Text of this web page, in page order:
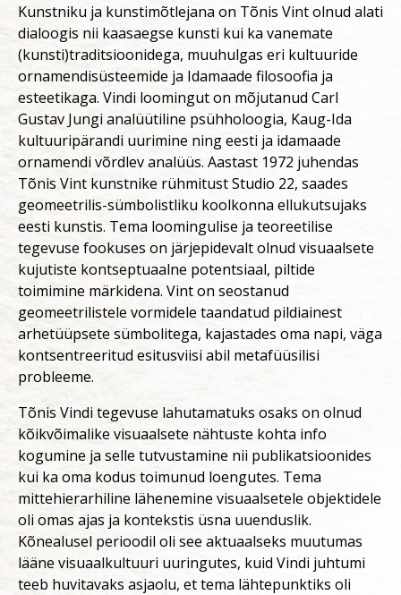
Kunstniku ja kunstimõtlejana on Tõnis Vint olnud alati
dialoogis nii kaasaegse kunsti kui ka vanemate
(kunsti)traditsioonidega, muuhulgas eri kultuuride
ornamendisüsteemide ja Idamaade filosoofia ja
esteetikaga. Vindi loomingut on mõjutanud Carl
Gustav Jungi analüütiline psühholoogia, Kaug-Ida
kultuuripärandi uurimine ning eesti ja idamaade
ornamendi võrdlev analüüs. Aastast 1972 juhendas
Tõnis Vint kunstnike rühmitust Studio 22, saades
geomeetrilis-sümbolistliku koolkonna ellukutsujaks
eesti kunstis. Tema loomingulise ja teoreetilise
tegevuse fookuses on järjepidevalt olnud visuaalsete
kujutiste kontseptuaalne potentsiaal, piltide
toimimine märkidena. Vint on seostanud
geomeetrilistele vormidele taandatud pildiainest
arhetüüpsete sümbolitega, kajastades oma napi, väga
kontsentreeritud esitusviisi abil metafüüsilisi
probleeme.
Tõnis Vindi tegevuse lahutamatuks osaks on olnud
kõikvõimalike visuaalsete nähtuste kohta info
kogumine ja selle tutvustamine nii publikatsioonides
kui ka oma kodus toimunud loengutes. Tema
mittehierarhiline lähenemine visuaalsetele objektidele
oli omas ajas ja kontekstis üsna uuenduslik.
Kõnealusel perioodil oli see aktuaalseks muutumas
lääne visuaalkultuuri uuringutes, kuid Vindi juhtumi
teeb huvitavaks asjaolu, et tema lähtepunktiks oli